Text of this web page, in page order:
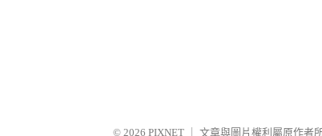
© 2026 PIXNET 文章與圖片權利屬原作者